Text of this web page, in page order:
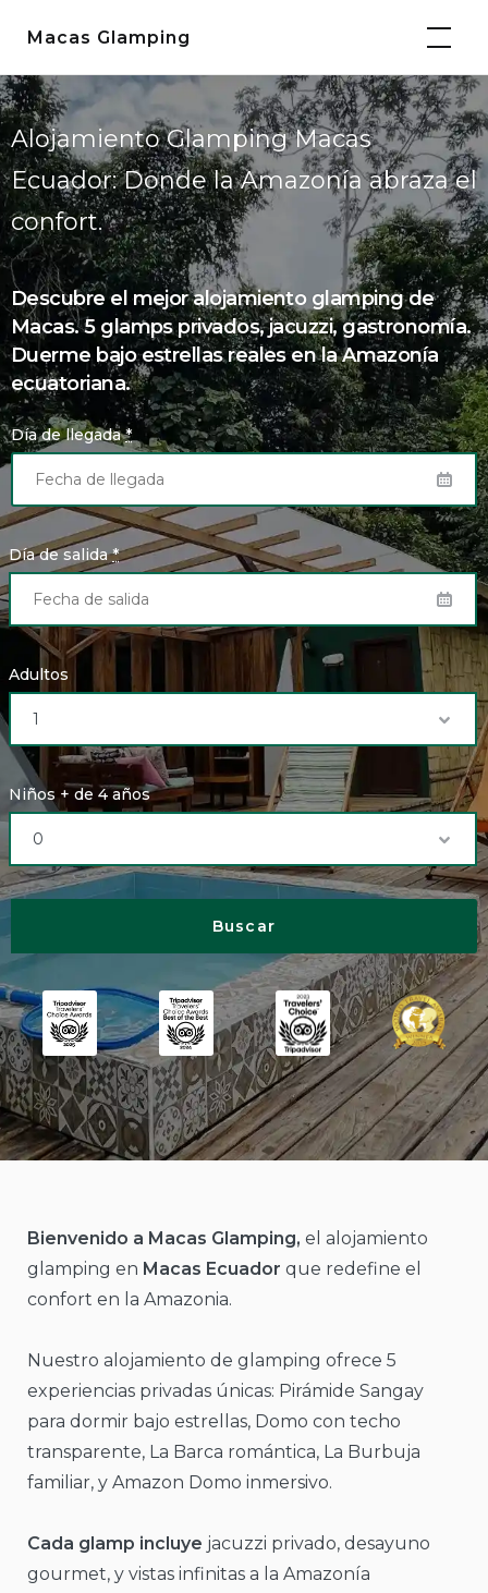
contenido
Macas Glamping
Alojamiento Glamping Macas
Ecuador: Donde la Amazonía abraza el
confort.
Descubre el mejor alojamiento glamping de
Macas. 5 glamps privados, jacuzzi, gastronomía.
Duerme bajo estrellas reales en la Amazonía
ecuatoriana.
Día de llegada*
Día de salida*
Adultos
Niños + de 4 años
Bienvenido a Macas Glamping, el alojamiento
glamping en Macas Ecuador que redefine el
confort en la Amazonia.
Nuestro alojamiento de glamping ofrece 5
experiencias privadas únicas: Pirámide Sangay
para dormir bajo estrellas, Domo con techo
transparente, La Barca romántica, La Burbuja
familiar, y Amazon Domo inmersivo.
Cada glamp incluye jacuzzi privado, desayuno
gourmet, y vistas infinitas a la Amazonía